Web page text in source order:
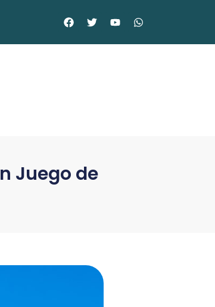
Juego de